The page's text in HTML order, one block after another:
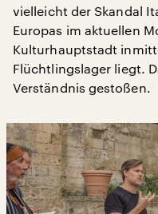
vielleicht der Skandal
Europas im aktuellen
Kulturhauptstadt
Flüchtlingslager liegt.
Verständnis gestoßen.